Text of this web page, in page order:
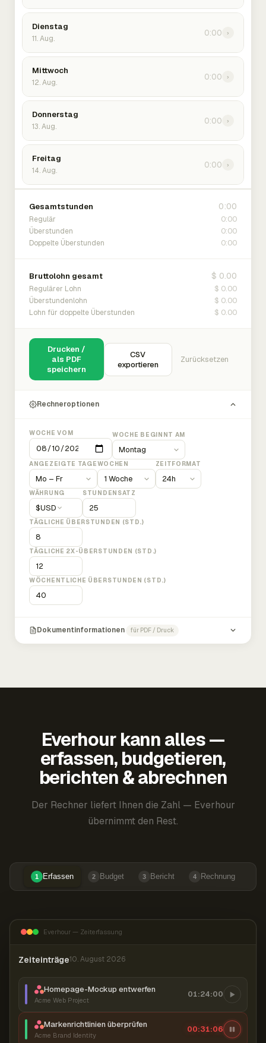
Dienstag
11. Aug.
0:00 ›
Mittwoch
12. Aug.
0:00 ›
Donnerstag
13. Aug.
0:00 ›
Freitag
14. Aug.
0:00 ›
Gesamtstunden 0:00
Regulär 0:00
Überstunden 0:00
Doppelte Überstunden 0:00
Bruttolohn gesamt $ 0.00
Regulärer Lohn $ 0.00
Überstundenlohn $ 0.00
Lohn für doppelte Überstunden $ 0.00
Drucken /
als PDF
speichern
CSV
exportieren
Zurücksetzen
Rechneroptionen
WOCHE VOM WOCHE BEGINNT AM
ANGEZEIGTE TAGEWOCHEN ZEITFORMAT
WÄHRUNG
$USD
STUNDENSATZ
TÄGLICHE ÜBERSTUNDEN (STD.)
TÄGLICHE 2X-ÜBERSTUNDEN (STD.)
WÖCHENTLICHE ÜBERSTUNDEN (STD.)
Dokumentinformationen für PDF / Druck
Everhour kann alles —
erfassen, budgetieren,
berichten & abrechnen
Der Rechner liefert Ihnen die Zahl — Everhour
übernimmt den Rest.
1 Erfassen 2 Budget 3 Bericht 4 Rechnung
Everhour — Zeiterfassung
Zeiteinträge10. August 2026
Homepage-Mockup entwerfen
Acme Web Project
01:24:00
Markenrichtlinien überprüfen
Acme Brand Identity
00:31:07